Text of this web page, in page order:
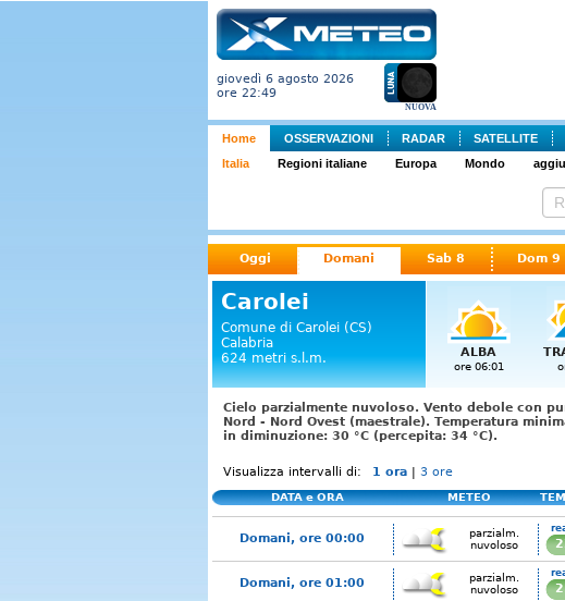
giovedì 6 agosto 2026
ore 22:49
NUOVA
Home OSSERVAZIONI RADAR SATELLITE
Italia
Regioni italiane Europa Mondo
Oggi Domani Sab 8 Dom 9
Carolei
Comune di Carolei (CS)
Calabria
624 metri s.l.m.
ALBA
ore 06:01
Cielo parzialmente nuvoloso. Vento debole con
Nord - Nord Ovest (maestrale). Temperatura
in diminuzione: 30 °C (percepita: 34 °C).
Visualizza intervalli di: 1 ora | 3 ore
DATA e ORA METEO
Domani, ore 00:00
parzialm.
nuvoloso
Domani, ore 01:00
parzialm.
nuvoloso